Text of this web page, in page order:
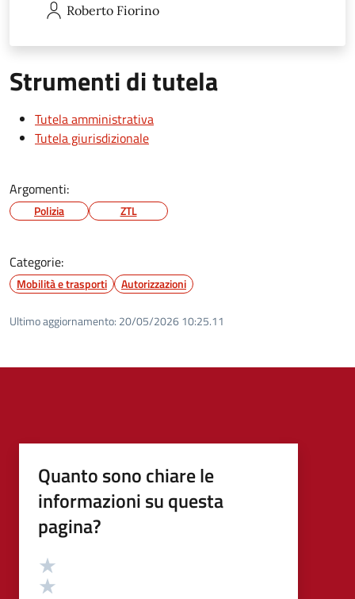
Roberto Fiorino
Strumenti di tutela
Tutela amministrativa
Tutela giurisdizionale
Argomenti:
Polizia ZTL
Categorie:
Mobilità e trasporti Autorizzazioni
Ultimo aggiornamento: 20/05/2026 10:25.11
Quanto sono chiare le
informazioni su questa
pagina?
Valutazione